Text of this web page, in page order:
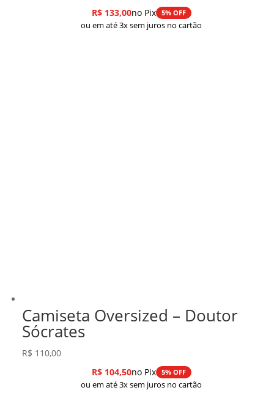
R$133,00no Pix 5% OFF
ou em até 3x sem juros no cartão
Camiseta Oversized – Doutor
Sócrates
R$ 110,00
R$104,50no Pix 5% OFF
ou em até 3x sem juros no cartão